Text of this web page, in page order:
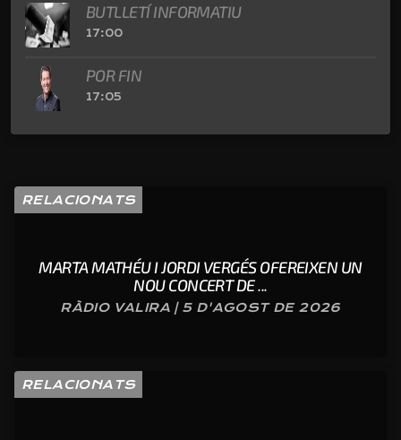
BUTLLETÍ INFORMATIU
17:00
POR FIN
17:05
RELACIONATS
MARTA MATHÉU I JORDI VERGÉS OFEREIXEN UN
NOU CONCERT DE ...
RÀDIO VALIRA | 5 D'AGOST DE 2026
RELACIONATS